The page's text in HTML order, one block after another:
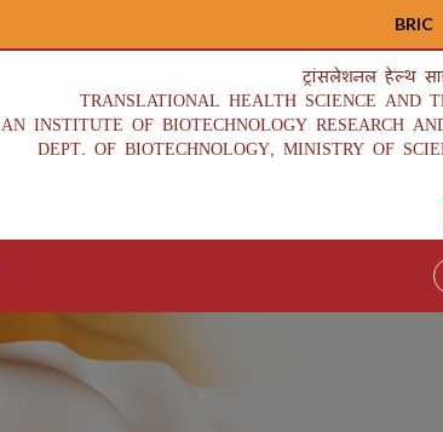
BRIC
ट्रांसलेशनल हेल्थ
TRANSLATIONAL HEALTH SCIENCE AND
AN INSTITUTE OF BIOTECHNOLOGY RESEARCH
DEPT. OF BIOTECHNOLOGY, MINISTRY OF